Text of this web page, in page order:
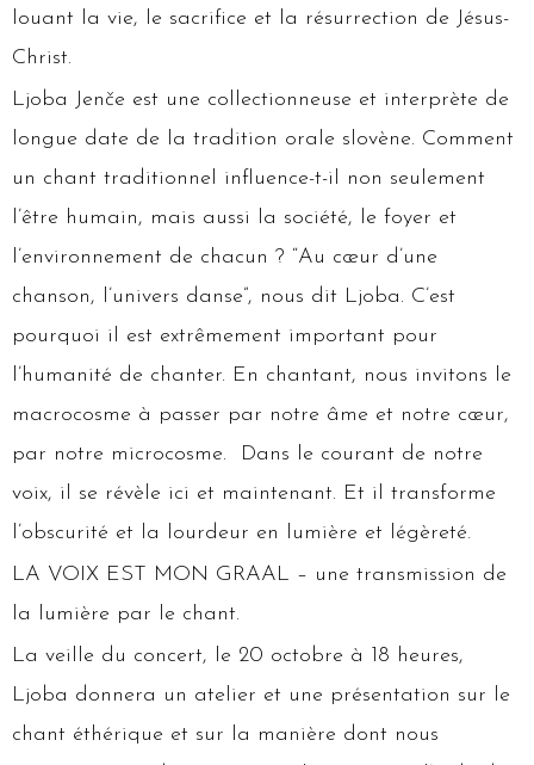
louant la vie, le sacrifice et la résurrection de Jésus-
Christ.
Ljoba Jenče est une collectionneuse et interprète de
longue date de la tradition orale slovène. Comment
un chant traditionnel influence-t-il non seulement
l’être humain, mais aussi la société, le foyer et
l’environnement de chacun ? “Au cœur d’une
chanson, l’univers danse”, nous dit Ljoba. C’est
pourquoi il est extrêmement important pour
l’humanité de chanter. En chantant, nous invitons le
macrocosme à passer par notre âme et notre cœur,
par notre microcosme. Dans le courant de notre
voix, il se révèle ici et maintenant. Et il transforme
l’obscurité et la lourdeur en lumière et légèreté.
LA VOIX EST MON GRAAL – une transmission de
la lumière par le chant.
La veille du concert, le 20 octobre à 18 heures,
Ljoba donnera un atelier et une présentation sur le
chant éthérique et sur la manière dont nous